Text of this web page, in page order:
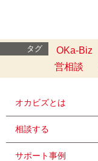
タグ OKa-Biz
営相談
オカビズとは
相談する
サポート事例